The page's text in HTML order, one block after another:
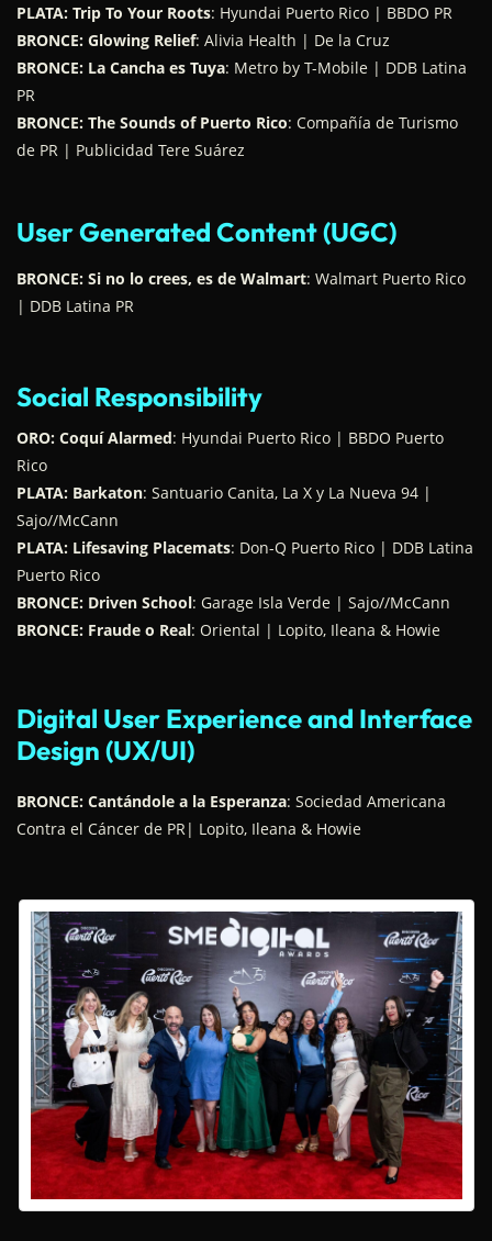
PLATA: Trip To Your Roots: Hyundai Puerto Rico | BBDO PR
BRONCE: Glowing Relief: Alivia Health | De la Cruz
BRONCE: La Cancha es Tuya: Metro by T-Mobile | DDB Latina
PR
BRONCE: The Sounds of Puerto Rico: Compañía de Turismo
de PR | Publicidad Tere Suárez
User Generated Content (UGC)
BRONCE: Si no lo crees, es de Walmart: Walmart Puerto Rico
| DDB Latina PR
Social Responsibility
ORO: Coquí Alarmed: Hyundai Puerto Rico | BBDO Puerto
Rico
PLATA: Barkaton: Santuario Canita, La X y La Nueva 94 |
Sajo//McCann
PLATA: Lifesaving Placemats: Don-Q Puerto Rico | DDB Latina
Puerto Rico
BRONCE: Driven School: Garage Isla Verde | Sajo//McCann
BRONCE: Fraude o Real: Oriental | Lopito, Ileana & Howie
Digital User Experience and Interface
Design (UX/UI)
BRONCE: Cantándole a la Esperanza: Sociedad Americana
Contra el Cáncer de PR| Lopito, Ileana & Howie